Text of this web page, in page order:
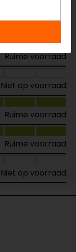
Ruime voorraad
Niet op voorraad
Ruime voorraad
Ruime voorraad
Niet op voorraad